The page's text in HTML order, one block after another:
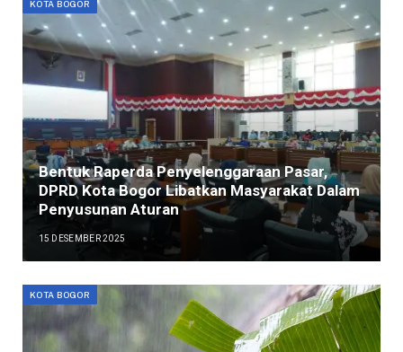
KOTA BOGOR
Bentuk Raperda Penyelenggaraan Pasar,
DPRD Kota Bogor Libatkan Masyarakat Dalam
Penyusunan Aturan
15 DESEMBER 2025
KOTA BOGOR